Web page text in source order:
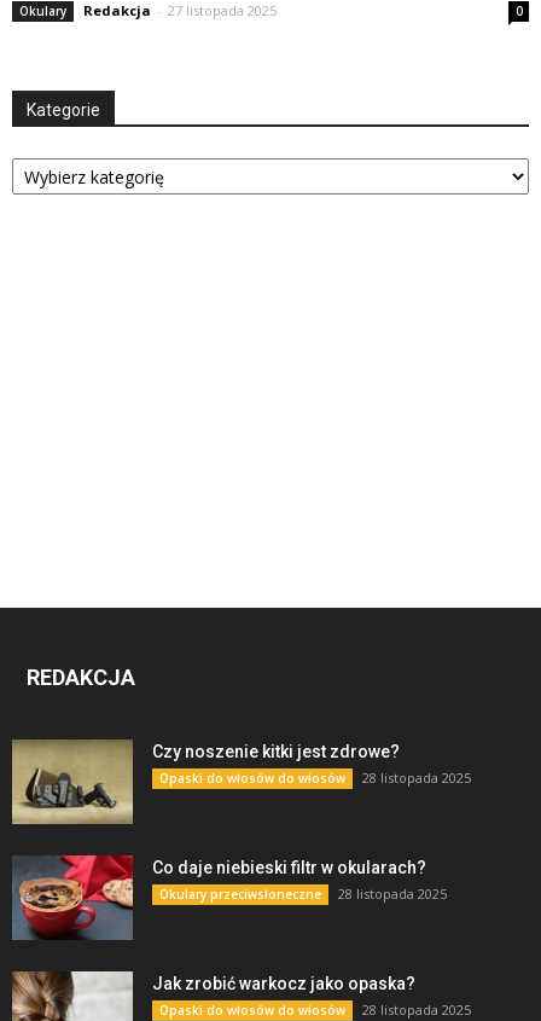
Okulary Redakcja - 27 listopada 2025 0
Kategorie
Kategorie
REDAKCJA
Czy noszenie kitki jest zdrowe?
Opaski do włosów do włosów 28 listopada 2025
Co daje niebieski filtr w okularach?
Okulary przeciwsłoneczne 28 listopada 2025
Jak zrobić warkocz jako opaska?
Opaski do włosów do włosów 28 listopada 2025